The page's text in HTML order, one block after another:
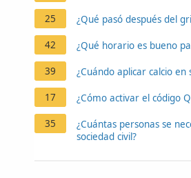
25 ¿Qué pasó después del
42 ¿Qué horario es bueno
39 ¿Cuándo aplicar calcio en
17 ¿Cómo activar el código
35
¿Cuántas personas se
sociedad civil?